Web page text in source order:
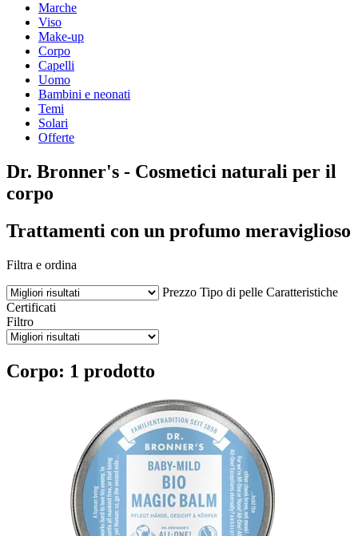
Marche
Viso
Make-up
Corpo
Capelli
Uomo
Bambini e neonati
Temi
Solari
Offerte
Dr. Bronner's - Cosmetici naturali per il
corpo
Trattamenti con un profumo meraviglioso
Filtra e ordina
Prezzo Tipo di pelle Caratteristiche
Certificati
Filtro
Corpo: 1 prodotto